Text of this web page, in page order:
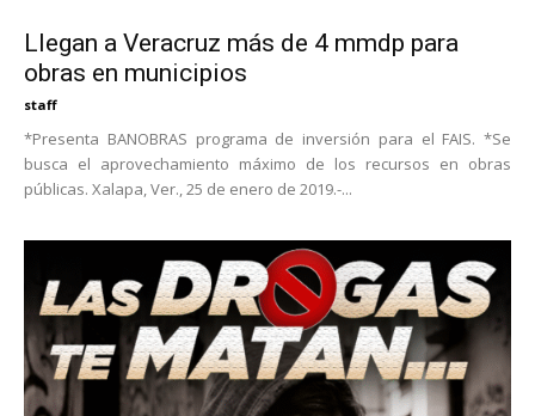
Llegan a Veracruz más de 4 mmdp para
obras en municipios
staff
*Presenta BANOBRAS programa de inversión para el FAIS. *Se
busca el aprovechamiento máximo de los recursos en obras
públicas. Xalapa, Ver., 25 de enero de 2019.-...